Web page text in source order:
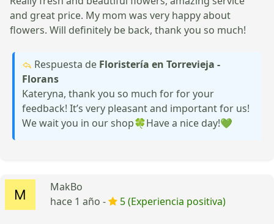
and great price. My mom was very happy about
flowers. Will definitely be back, thank you so much!
Respuesta de Floristería en Torrevieja -
Florans
Kateryna, thank you so much for for your
feedback! It’s very pleasant and important for us!
We wait you in our shop🍀Have a nice day!💚
MakBo
hace 1 año -
5 (Experiencia positiva)